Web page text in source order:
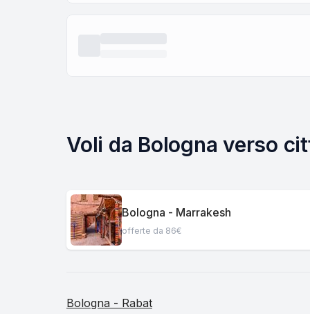
Voli da Bologna verso
Bologna - Marrakesh
offerte da 86€
Bologna - Rabat